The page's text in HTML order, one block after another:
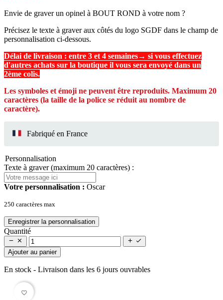
Envie de graver un opinel à BOUT ROND à votre nom ?
Précisez le texte à graver aux côtés du logo SGDF dans le champ de
personnalisation ci-dessous.
Délai de livraison : entre 3 et 4 semaines→ si vous effectuez
d'autres achats sur la boutique il vous sera envoyé dans un
2ème colis.
Les symboles et émoji ne peuvent être reproduits. Maximum 20
caractères (la taille de la police se réduit au nombre de
caractère).
Fabriqué en France
Personnalisation
Texte à graver (maximum 20 caractères) :
Votre personnalisation : Oscar
250 caractères max
Enregistrer la personnalisation
Quantité
   
Ajouter au panier
En stock - Livraison dans les 6 jours ouvrables
favorite_border